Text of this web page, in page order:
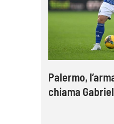
Palermo,
chiama